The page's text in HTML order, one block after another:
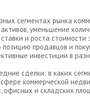
сегментах рынка
уменьшение
и роста стоимости
продавцов и
инвестиции в
сделки: в каких
коммерческой
и складских